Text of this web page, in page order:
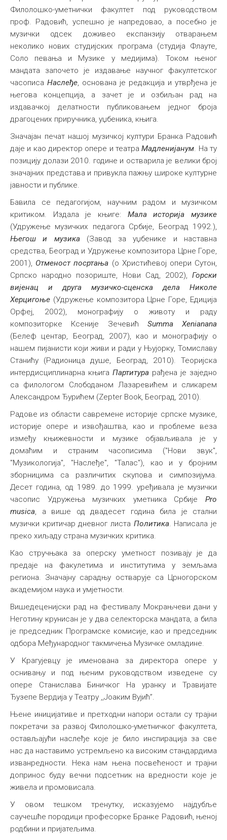
Филолошко-уметнички факултет под руководством
проф. Радовић, успешно је напредовао, а посебно је
музички одсек доживео експанзију отварањем
неколико нових студијских програма (студија Флауте,
Соло певања и Музике у медијима). Током њеног
мандата започето је издавање научног факултетског
часописа Наслеђе, основана је редакција и утврђена је
његова концепција, а зачет је и озбиљан рад на
издавачкој делатности публиковањем једног броја
драгоцених приручника, уџбеника, књига.
Значајан печат нашој музичкој култури Бранка Радовић
даје и као директор опере и театраМадленијанум. На ту
позицију долази 2010. године и остварила је велики број
значајних представа и привукла пажњу широке културне
јавности и публике.
Бавила се педагогијом, научним радом и музичком
критиком. Издала је књиге: Мала историја музике
(Удружење музичких педагога Србије, Београд 1992.),
Његош и музика(Завод за уџбенике и наставна
средства, Београд и Удружење композитора Црне Горе,
2001), Отменост посртања (о Христићевој опери Сутон,
Српско народно позориште, Нови Сад, 2002), Горски
вијенац и друга музичко-сценска дела Николе
Херцигоње (Удружење композитора Црне Горе, Едиција
Орфеј, 2002), монографију о животу и раду
композиторке Ксеније Зечевић Summa Xenianana
(Белеф центар, Београд, 2007), као и монографију о
нашем пијанисти који живи и ради у Њујорку, Томиславу
Станићу (Радионица душе, Београд, 2010). Теоријска
интердисциплинарна књига Партитура рађена је заједно
са филологом Слободаном Лазаревићем и сликарем
Александром Ђурићем (Zepter Book, Београд, 2010).
Радове из области савремене историје српске музике,
историје опере и извођаштва, као и проблеме веза
између књижевности и музике објављивала је у
домаћим и страним часописима ("Нови звук",
"Музикологија", "Наслеђе", "Талас"), као и у бројним
зборницима са различитих скупова и симпозијума.
Десет година, од 1989. до 1999. уређивала је музички
часопис Удружења музичких уметника Србије Pro
musica, а више од двадесет година била је стални
музички критичар дневног листа Политика. Написала је
преко хиљаду страна музичких критика.
Као стручњака за оперску уметност позивају је да
предаје на факулетима и институтима у земљама
региона. Значајну сарадњу остварује са Црногорском
академијом наука и умјетности.
Вишедеценијски рад на фестивалу Мокрањчеви дани у
Неготину крунисан је у два селекторска мандата, а била
је председник Програмске комисије, као и председник
одбора Међународног такмичења Музичке омладине.
У Крагујевцу је именована за директора опере у
оснивању и под њеним руководством изведене су
опере Станислава Биничког На уранку и Травијате
Ђузепе Вердија у Театру ,,Јоаким Вујић”.
Њене иницијативе и претходни напори остали су трајни
покретачи за развој Филолошко-уметничког факултета,
остављајући наслеђе које је било инспирација за све
нас да наставимо устремљено ка високим стандардима
изванредности. Нека нам њена посвећеност и трајни
допринос буду вечни подсетник на вредности које је
живела и промовисала.
У овом тешком тренутку, исказујемо најдубље
саучешће породици професорке Бранке Радовић, њеној
родбини и пријатељима.